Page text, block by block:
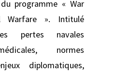
programme « War
Warfare ». Intitulé
pertes navales
normes
diplomatiques,